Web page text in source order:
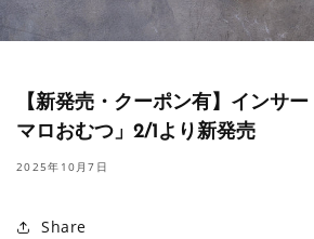
【新発売・クーポン有】インサ
マロおむつ」2/1より新発売
2025年10月7日
Share